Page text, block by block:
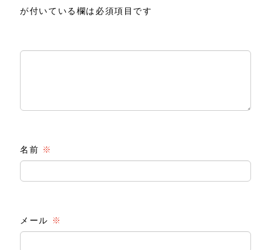
が付いている欄は必須項目です
名前 ※
メール ※